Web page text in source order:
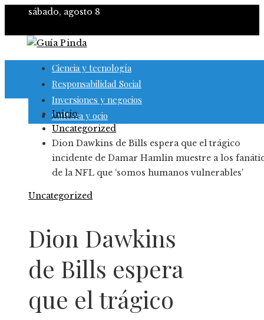
sábado, agosto 8
Ciencia y tecnología
Responsabilidad Social
Inversiones y negocios
Cultura y ocio
Inicio
Uncategorized
Dion Dawkins de Bills espera que el trágico
incidente de Damar Hamlin muestre a los
de la NFL que ‘somos humanos vulnerables’
Uncategorized
Dion Dawkins
de Bills espera
que el trágico